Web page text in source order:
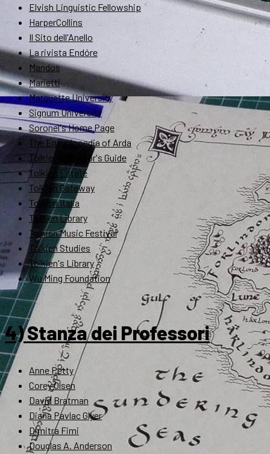
Elvish Linguistic Fellowship
HarperCollins
Il Sito dell'Anello
La rivista Endóre
Mandos
Marietti
Marquette University
Signum University
Soronel's Home Page
The Encyclopedia of Arda
Tolkien Collector's Guide
Tolkien Estate
Tolkien Gateway
Tolkien Italia
Tolkien Library
Tolkien Music Festival
Tolkien Studies
Tolkien's Library
Wu Ming Foundation
4) Stanza dei Professori
Anne Petty
Corey Olsen
David Bratman
Diana Pavlac Glyer
Dimitra Fimi
Douglas A. Anderson